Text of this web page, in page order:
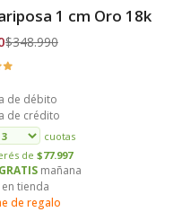
1 cm Oro 18k
$348.990
de débito
de crédito
cuotas
de $77.997
GRATIS mañana
tienda
de regalo